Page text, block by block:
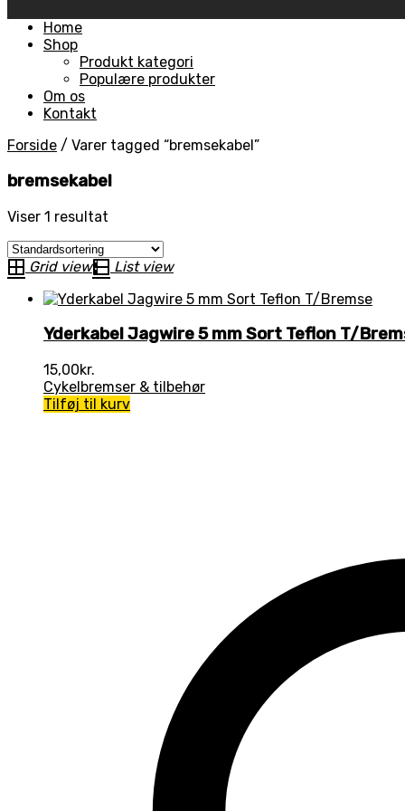
Skip
Home
Shop
Produkt kategori
Populære produkter
Om os
Kontakt
Forside / Varer tagged “bremsekabel”
bremsekabel
Viser 1 resultat
Grid view List view
Yderkabel Jagwire 5 mm Sort Teflon T/
15,00kr.
Cykelbremser & tilbehør
Tilføj til kurv